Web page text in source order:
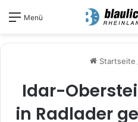
Menü
Startseite
Idar-
in Radlader